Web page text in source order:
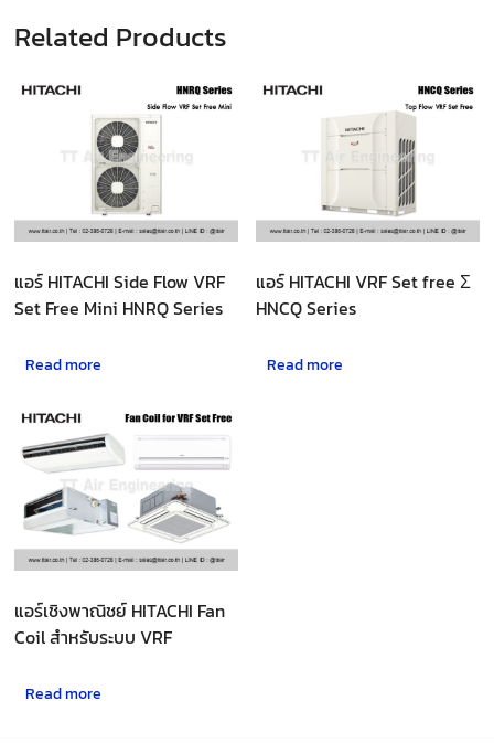
Related Products
แอร์ HITACHI Side Flow VRF
Set Free Mini HNRQ Series
Read more
แอร์ HITACHI VRF Set free Ʃ
HNCQ Series
Read more
แอร์เชิงพาณิชย์ HITACHI Fan
Coil สำหรับระบบ VRF
Read more